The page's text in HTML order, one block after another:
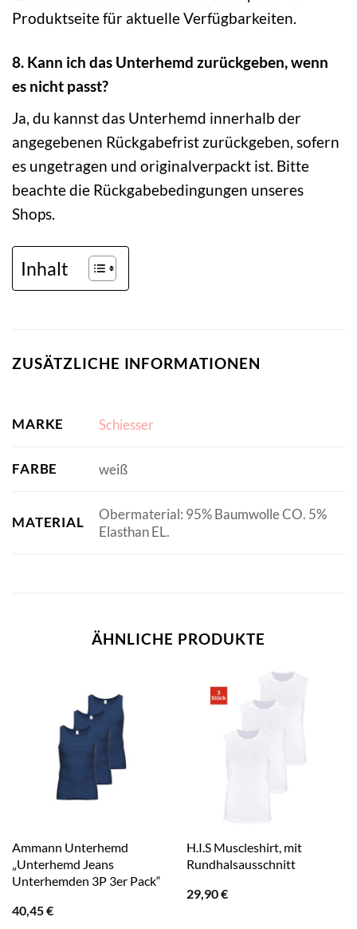
Produktseite für aktuelle Verfügbarkeiten.
8. Kann ich das Unterhemd zurückgeben, wenn
es nicht passt?
Ja, du kannst das Unterhemd innerhalb der
angegebenen Rückgabefrist zurückgeben, sofern
es ungetragen und originalverpackt ist. Bitte
beachte die Rückgabebedingungen unseres
Shops.
Inhalt
ZUSÄTZLICHE INFORMATIONEN
MARKE Schiesser
FARBE weiß
MATERIAL
Obermaterial: 95% Baumwolle CO. 5%
Elasthan EL.
ÄHNLICHE PRODUKTE
Ammann Unterhemd
„Unterhemd Jeans
Unterhemden 3P 3er Pack“
40,45€
H.I.S Muscleshirt, mit
Rundhalsausschnitt
29,90€